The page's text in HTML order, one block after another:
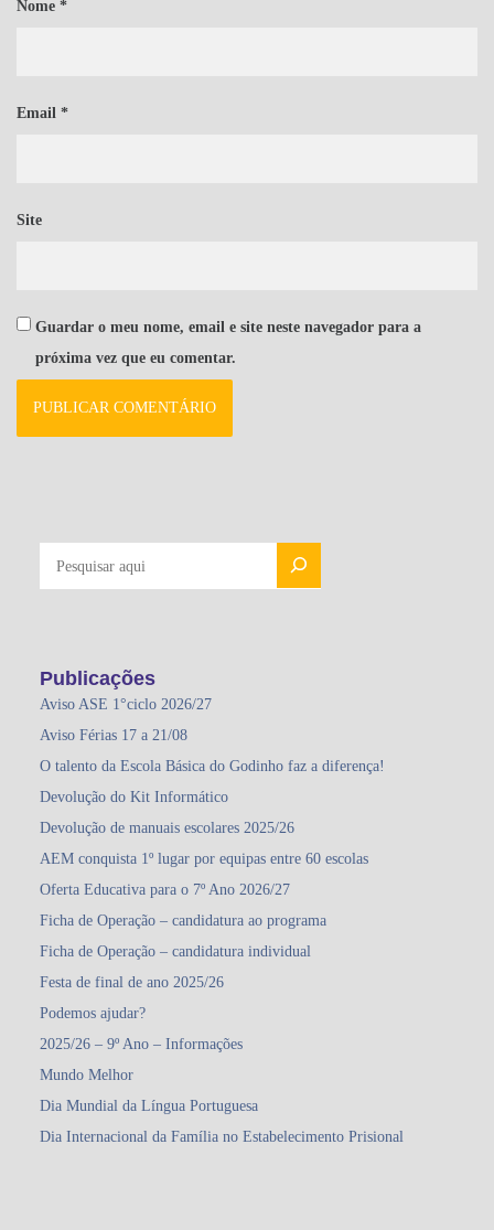
Nome *
Email *
Site
Guardar o meu nome, email e site neste navegador para a
próxima vez que eu comentar.
Publicações
Aviso ASE 1°ciclo 2026/27
Aviso Férias 17 a 21/08
O talento da Escola Básica do Godinho faz a diferença!
Devolução do Kit Informático
Devolução de manuais escolares 2025/26
AEM conquista 1º lugar por equipas entre 60 escolas
Oferta Educativa para o 7º Ano 2026/27
Ficha de Operação – candidatura ao programa
Ficha de Operação – candidatura individual
Festa de final de ano 2025/26
Podemos ajudar?
2025/26 – 9º Ano – Informações
Mundo Melhor
Dia Mundial da Língua Portuguesa
Dia Internacional da Família no Estabelecimento Prisional